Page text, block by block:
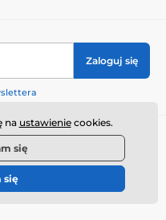
Zaloguj się
info@fotionshop.cz
na ustawieniecookies.
się
się